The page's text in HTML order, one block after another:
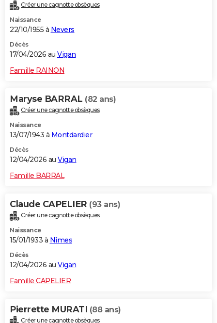
Créer une cagnotte obsèques
Naissance
22/10/1955 à Nevers
Décès
17/04/2026 au Vigan
Famille RAINON
Maryse BARRAL (82 ans)
Créer une cagnotte obsèques
Naissance
13/07/1943 à Montdardier
Décès
12/04/2026 au Vigan
Famille BARRAL
Claude CAPELIER (93 ans)
Créer une cagnotte obsèques
Naissance
15/01/1933 à Nîmes
Décès
12/04/2026 au Vigan
Famille CAPELIER
Pierrette MURATI (88 ans)
Créer une cagnotte obsèques